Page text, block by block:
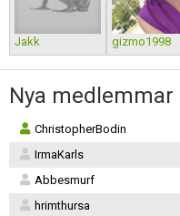
Jakk gizmo1998
Nya medlemmar
ChristopherBodin
IrmaKarls
Abbesmurf
hrimthursa